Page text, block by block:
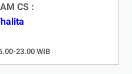
CS :
23.00 WIB